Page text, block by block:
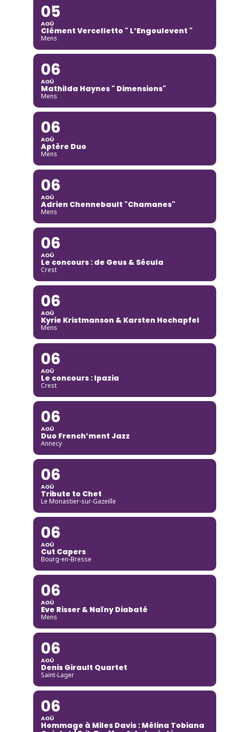
05
AOÛ
Clément Vercelletto " L’Engoulevent "
Mens
06
AOÛ
Mathilda Haynes " Dimensions"
Mens
06
AOÛ
Aptère Duo
Mens
06
AOÛ
Adrien Chennebault "Chamanes"
Mens
06
AOÛ
Le concours : de Geus & Sécula
Crest
06
AOÛ
Kyrie Kristmanson & Karsten Hochapfel
Mens
06
AOÛ
Le concours : Ipazia
Crest
06
AOÛ
Duo French’ment Jazz
Annecy
06
AOÛ
Tribute to Chet
Le Monastier-sur-Gazeille
06
AOÛ
Cut Capers
Bourg-en-Bresse
06
AOÛ
Eve Risser & Naïny Diabaté
Mens
06
AOÛ
Denis Girault Quartet
Saint-Lager
06
AOÛ
Hommage à Miles Davis : Mélina Tobiana